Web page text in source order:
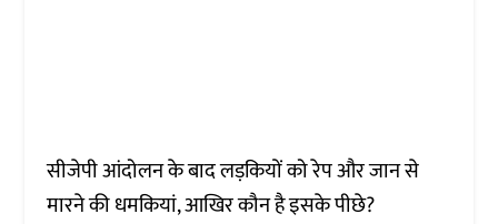
सीजेपी आंदोलन के बाद लड़कियों को रेप और जान से
मारने की धमकियां, आखिर कौन है इसके पीछे?